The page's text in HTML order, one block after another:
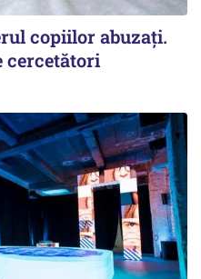
copiilor abuzați.
cercetători